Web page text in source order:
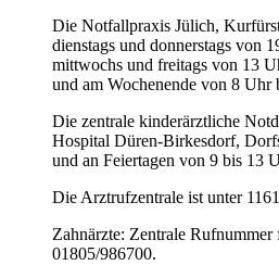
Die Notfallpraxis Jülich,
dienstags und donnerstags von
mittwochs und freitags von 13
und am Wochenende von 8 Uhr
Die zentrale kinderärztliche
Hospital Düren-Birkesdorf,
und an Feiertagen von 9 bis 13
Die Arztrufzentrale ist unter
Zahnärzte: Zentrale Rufnummer
01805/986700.